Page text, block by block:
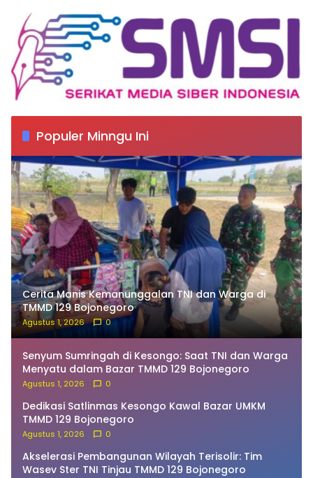
Populer Minngu Ini
Cerita Manis Kemanunggalan TNI dan Warga di
TMMD 129 Bojonegoro
Agustus 1, 2026 0
Senyum Sumringah di Kesongo: Saat TNI dan Warga
Menyatu dalam Bazar TMMD 129 Bojonegoro
Agustus 1, 2026 0
Dedikasi Satlinmas Kesongo Kawal Bazar UMKM
TMMD 129 Bojonegoro
Agustus 1, 2026 0
Akselerasi Pembangunan Wilayah Terisolir: Tim
Wasev Ster TNI Tinjau TMMD 129 Bojonegoro